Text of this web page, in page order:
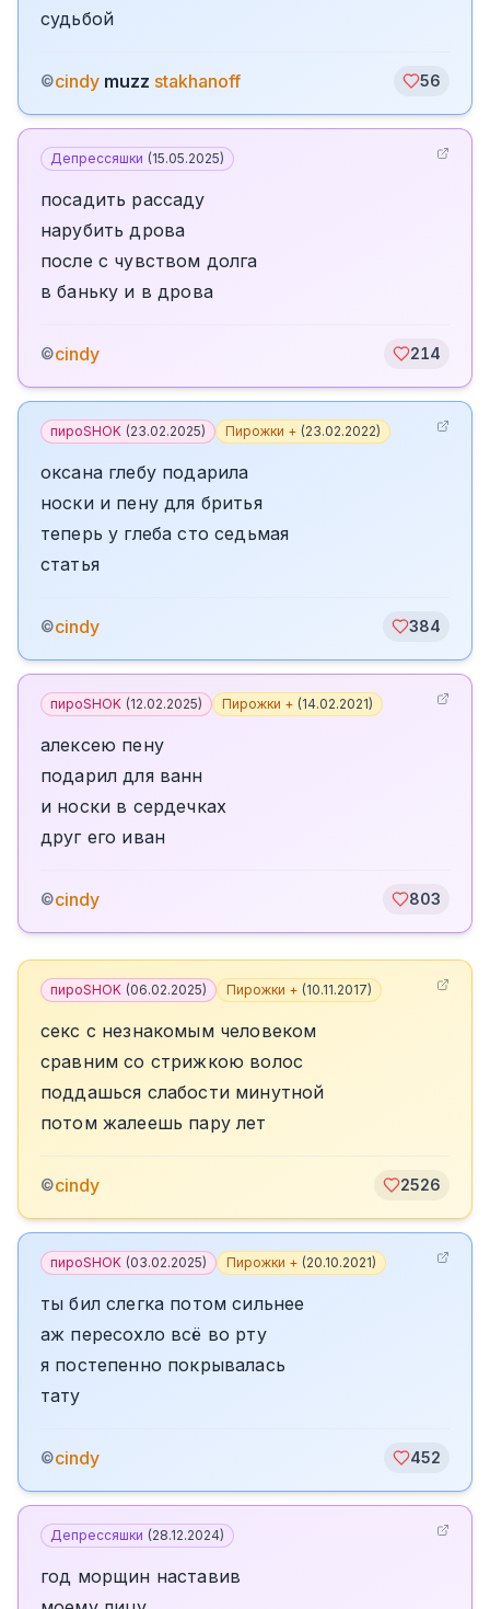
судьбой
©cindy muzz stakhanoff 56
Депрессяшки (15.05.2025)
посадить рассаду
нарубить дрова
после с чувством долга
в баньку и в дрова
©cindy 214
пироSHOK (23.02.2025) Пирожки + (23.02.2022)
оксана глебу подарила
носки и пену для бритья
теперь у глеба сто седьмая
статья
©cindy 384
пироSHOK (12.02.2025) Пирожки + (14.02.2021)
алексею пену
подарил для ванн
и носки в сердечках
друг его иван
©cindy 803
пироSHOK (06.02.2025) Пирожки + (10.11.2017)
секс с незнакомым человеком
сравним со стрижкою волос
поддашься слабости минутной
потом жалеешь пару лет
©cindy 2526
пироSHOK (03.02.2025) Пирожки + (20.10.2021)
ты бил слегка потом сильнее
аж пересохло всё во рту
я постепенно покрывалась
тату
©cindy 452
Депрессяшки (28.12.2024)
год морщин наставив